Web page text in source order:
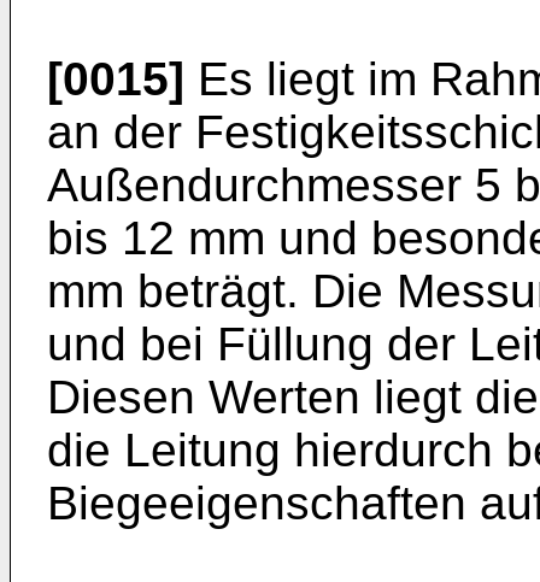
[0015] Es liegt im
an der
Außendurchmesser 5
bis 12 mm und
mm beträgt. Die
und bei Füllung der
Diesen Werten liegt
die Leitung hierdurch
Biegeeigenschaften